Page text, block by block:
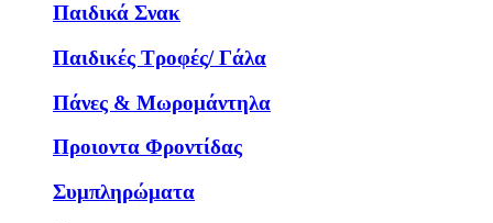
Παιδικά Σνακ
Παιδικές Τροφές/ Γάλα
Πάνες & Μωρομάντηλα
Προιοντα Φροντίδας
Συμπληρώματα